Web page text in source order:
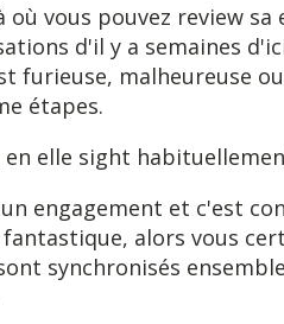
où vous pouvez review
d'il y a semaines
furieuse, malheureuse
étapes.
elle sight
un engagement et c'est
alors vous
synchronisés